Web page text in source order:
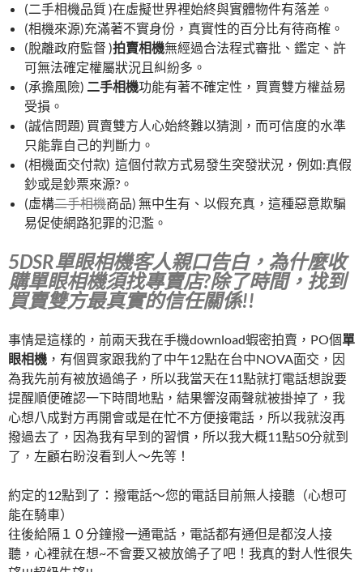
(二手相機品質 )在虛擬世界裡始終與實體物件有落差。
(相機來源)充滿著不實身份，真實性的百分比有待商榷。
(脫離政府監督 )拍賣相機無經過合法程式審批、鑑定、許
可無法確定權屬狀況且糾紛多。
(承擔風險) 二手相機功能有著不確定性，買賣雙方權益易
受損。
(誠信問題) 買賣雙方人心始終難以猜測，而可信度的水準
只能靠自己的判斷力。
(相機面交付款) 這個付款方式易發生突發狀況，例如:真假
鈔或是鈔票來源?。
(虛構二手相機商品) 無中生有、以假充真，這種惡意欺騙
易促使網路犯罪的氾濫。
5DSR單眼相機客人親口告白，為什麼收
購單眼相機須找專賣店?除了時間，找到
買賣雙方最真實的信任關係!!
事情是這樣的，前兩天我在手機download蝦密拍賣，PO個單
眼相機 ，有個買家跟我約了中午12點在台中NOVA面交，因
為我先前有被放過鴿子，所以我當天在11點就打電話想說要
提醒順便確認一下時間地點，結果響沒兩聲就被掛掉了，我
心想八成對方再開會或是在忙不方便接電話，所以我就沒再
撥過去了，因為我有早到的習慣，所以我大概11點50分就到
了，左顧右盼沒看到人～先等！
約定的12點到了：撥電話～您的電話目前無人接聽（心想可
能在騎車）
往後給隔１０分鐘撥一通電話，電話都有通但是都沒人接
聽，心裡就在想~不會要又被放鴿子了吧！我真的對人性很失